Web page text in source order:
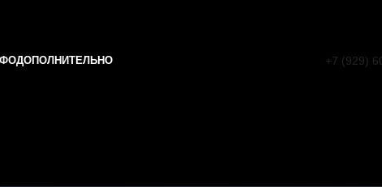
ДОПОЛНИТЕЛЬНО +7 (929)